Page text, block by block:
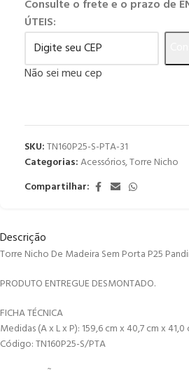
Consulte o frete e o prazo de
ÚTEIS:
Não sei meu cep
SKU:TN160P25-S-PTA-31
Categorias:Acessórios,Torre Nicho
Compartilhar:
Descrição
Torre Nicho De Madeira Sem Porta P25
PRODUTO ENTREGUE DESMONTADO.
FICHA TÉCNICA
Medidas (A x L x P): 159,6 cm x 40,7 cm x 41,0
Código: TN160P25-S/PTA